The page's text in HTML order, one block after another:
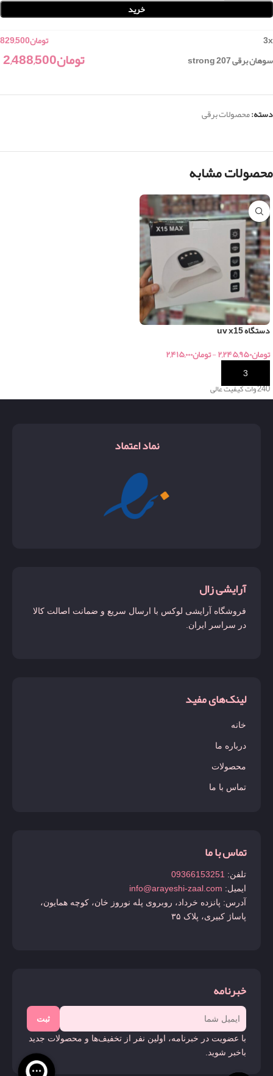
خرید
3x تومان829,500
سوهان برقی 207 strong
تومان2,488,500
دسته:محصولات برقی
محصولات مشابه
دستگاه uv x15
تومان۲,۲۴۵,۹۵۰-تومان۲,۴۱۵,۰۰۰
240 وات کیفیت عالی
نماد اعتماد
آرایشی زال
فروشگاه آرایشی لوکس با ارسال سریع و ضمانت اصالت کالا
در سراسر ایران.
لینک‌های مفید
خانه
درباره ما
محصولات
تماس با ما
تماس با ما
تلفن: 09366153251
ایمیل: info@arayeshi-zaal.com
آدرس: پانزده خرداد، روبروی پله نوروز خان، کوچه همایون،
پاساژ کبیری، پلاک ۳۵
خبرنامه
ثبت
با عضویت در خبرنامه، اولین نفر از تخفیف‌ها و محصولات جدید
باخبر شوید.